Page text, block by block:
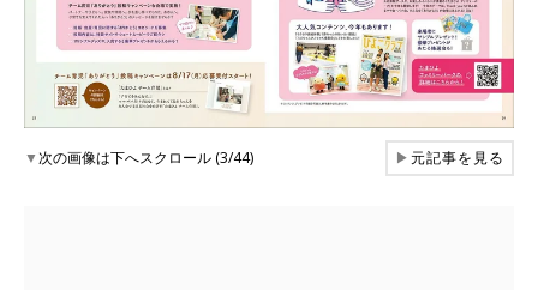
▼次の画像は下へスクロール (3/44) ▶元記事を見る